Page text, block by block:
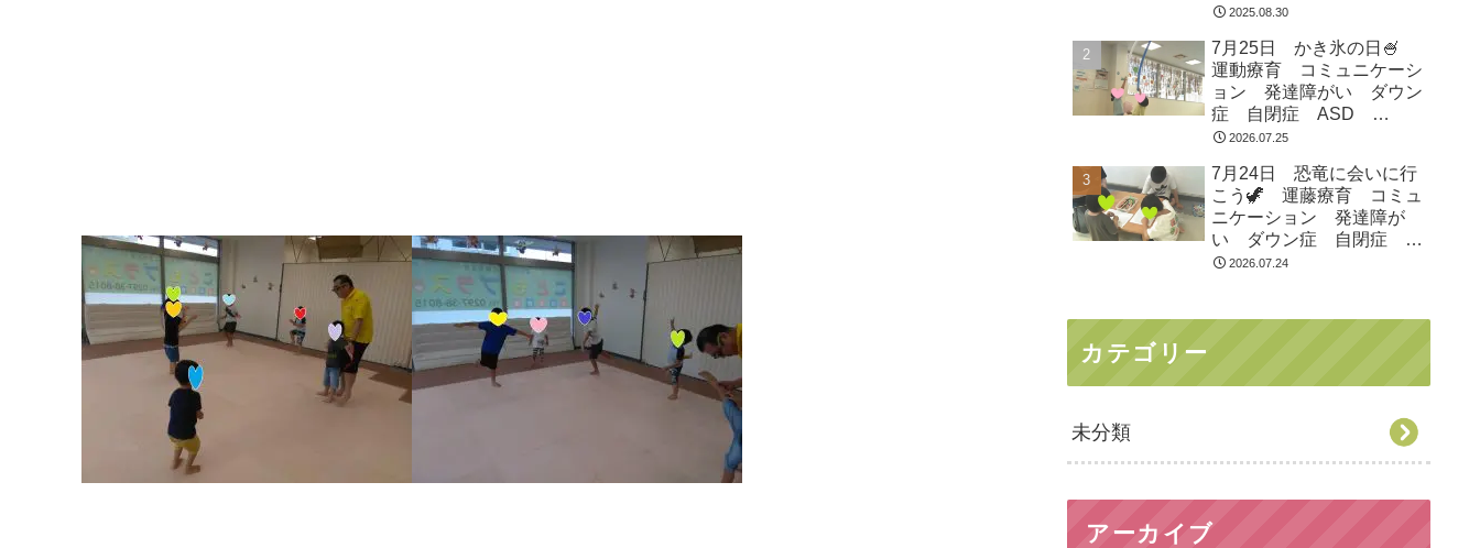
放課後等デイサービス 児
ばみらい市 坂東市 守谷
市
2025.08.30
7月25日 かき氷の日🍧
運動療育 コミュニケーシ
ョン 発達障がい ダウン
症 自閉症 ASD
ADHD 児童発達支援 放
市 つくばみらい市 坂東
市 守谷市
2026.07.25
7月24日 恐竜に会いに行
こう🦖 運藤療育 コミュ
ニケーション 発達障が
い ダウン症 自閉症
ASD ADHD 児童発達支
2026.07.24
カテゴリー
未分類
アーカイブ